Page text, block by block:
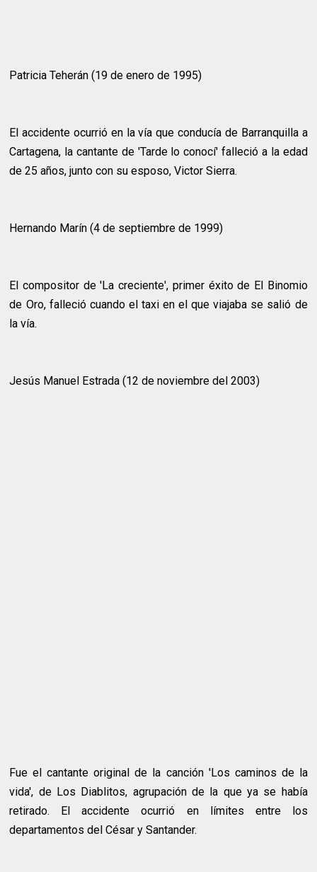
Patricia Teherán (19 de enero de 1995)
El accidente ocurrió en la vía que conducía de Barranquilla a
Cartagena, la cantante de 'Tarde lo conocí' falleció a la edad
de 25 años, junto con su esposo, Victor Sierra.
Hernando Marín (4 de septiembre de 1999)
El compositor de 'La creciente', primer éxito de El Binomio
de Oro, falleció cuando el taxi en el que viajaba se salió de
la vía.
Jesús Manuel Estrada (12 de noviembre del 2003)
Fue el cantante original de la canción 'Los caminos de la
vida', de Los Diablitos, agrupación de la que ya se había
retirado. El accidente ocurrió en límites entre los
departamentos del César y Santander.